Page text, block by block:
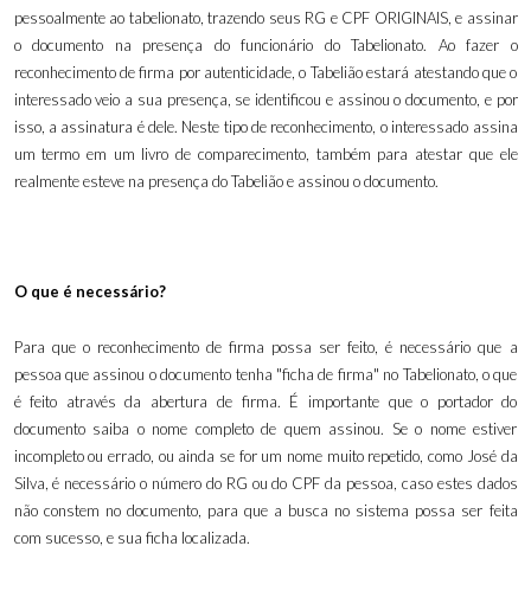
pessoalmente ao tabelionato, trazendo seus RG e CPF ORIGINAIS, e assinar
o documento na presença do funcionário do Tabelionato. Ao fazer o
reconhecimento de firma por autenticidade, o Tabelião estará atestando que o
interessado veio a sua presença, se identificou e assinou o documento, e por
isso, a assinatura é dele. Neste tipo de reconhecimento, o interessado assina
um termo em um livro de comparecimento, também para atestar que ele
realmente esteve na presença do Tabelião e assinou o documento.
O que é necessário?
Para que o reconhecimento de firma possa ser feito, é necessário que a
pessoa que assinou o documento tenha "ficha de firma" no Tabelionato, o que
é feito através da abertura de firma. É importante que o portador do
documento saiba o nome completo de quem assinou. Se o nome estiver
incompleto ou errado, ou ainda se for um nome muito repetido, como José da
Silva, é necessário o número do RG ou do CPF da pessoa, caso estes dados
não constem no documento, para que a busca no sistema possa ser feita
com sucesso, e sua ficha localizada.